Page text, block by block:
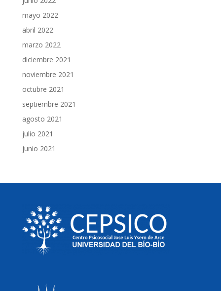
mayo 2022
abril 2022
marzo 2022
diciembre 2021
noviembre 2021
octubre 2021
septiembre 2021
agosto 2021
julio 2021
junio 2021